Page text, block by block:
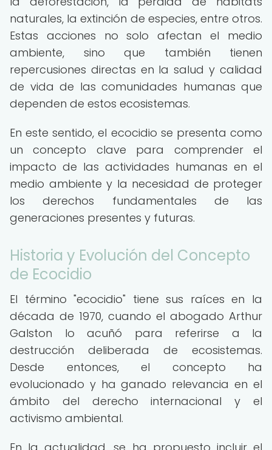
naturales, la extinción de especies, entre otros.
Estas acciones no solo afectan el medio
ambiente, sino que también tienen
repercusiones directas en la salud y calidad
de vida de las comunidades humanas que
dependen de estos ecosistemas.
En este sentido, el ecocidio se presenta como
un concepto clave para comprender el
impacto de las actividades humanas en el
medio ambiente y la necesidad de proteger
los derechos fundamentales de las
generaciones presentes y futuras.
Historia y Evolución del Concepto
de Ecocidio
El término "ecocidio" tiene sus raíces en la
década de 1970, cuando el abogado Arthur
Galston lo acuñó para referirse a la
destrucción deliberada de ecosistemas.
Desde entonces, el concepto ha
evolucionado y ha ganado relevancia en el
ámbito del derecho internacional y el
activismo ambiental.